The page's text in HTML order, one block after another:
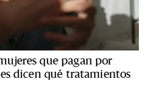
que pagan por
dicen qué tratamientos